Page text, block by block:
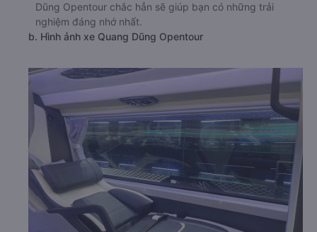
Dũng Opentour chắc hẳn sẽ giúp bạn có những trải
nghiệm đáng nhớ nhất.
b. Hình ảnh xe Quang Dũng Opentour